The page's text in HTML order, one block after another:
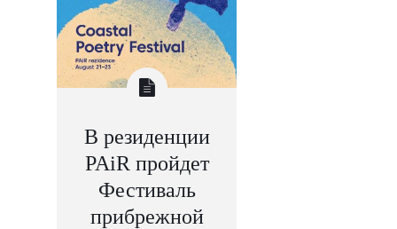
В резиденции
PAiR пройдет
Фестиваль
прибрежной